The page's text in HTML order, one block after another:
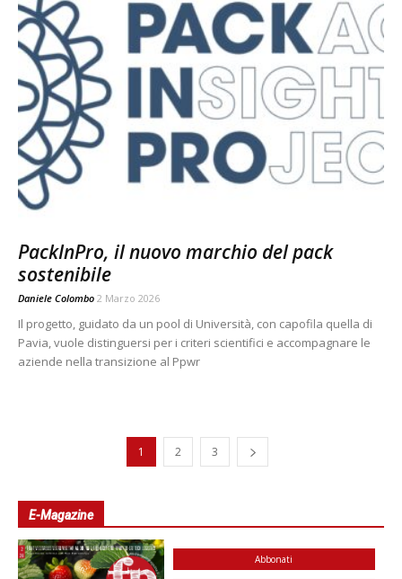
PackInPro, il nuovo marchio del pack
sostenibile
Daniele Colombo 2 Marzo 2026
Il progetto, guidato da un pool di Università, con capofila quella di
Pavia, vuole distinguersi per i criteri scientifici e accompagnare le
aziende nella transizione al Ppwr
1 2 3
E-Magazine
Abbonati